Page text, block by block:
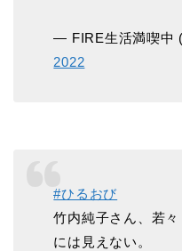
— FIRE生活満喫中
2022
#ひるおび
竹内純子さん、若
には見えない。